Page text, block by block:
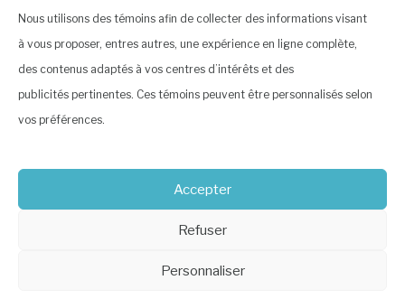
Nous utilisons des témoins afin de collecter des informations visant
à vous proposer, entres autres, une expérience en ligne complète,
des contenus adaptés à vos centres d’intérêts et des
publicités pertinentes. Ces témoins peuvent être personnalisés selon
vos préférences.
Accepter
Refuser
Personnaliser
Prénom
Nom
*Champs requis